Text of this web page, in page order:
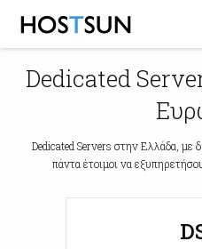
Dedicated
Dedicated Servers στην Ελλάδα, με
πάντα έτοιμοι να
Log in
Το Email σας